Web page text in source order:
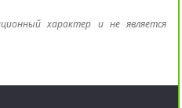
характер и не является